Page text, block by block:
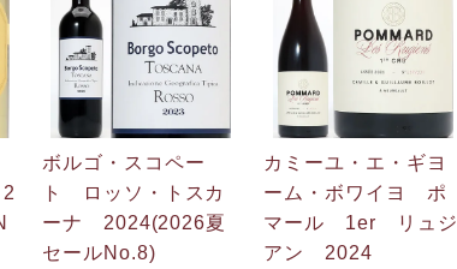
ボルゴ・スコペー
ト ロッソ・トスカ
ーナ 2024(2026夏
セールNo.8)
カミーユ・エ・ギヨ
ーム・ボワイヨ ポ
マール 1er リュジ
アン 2024